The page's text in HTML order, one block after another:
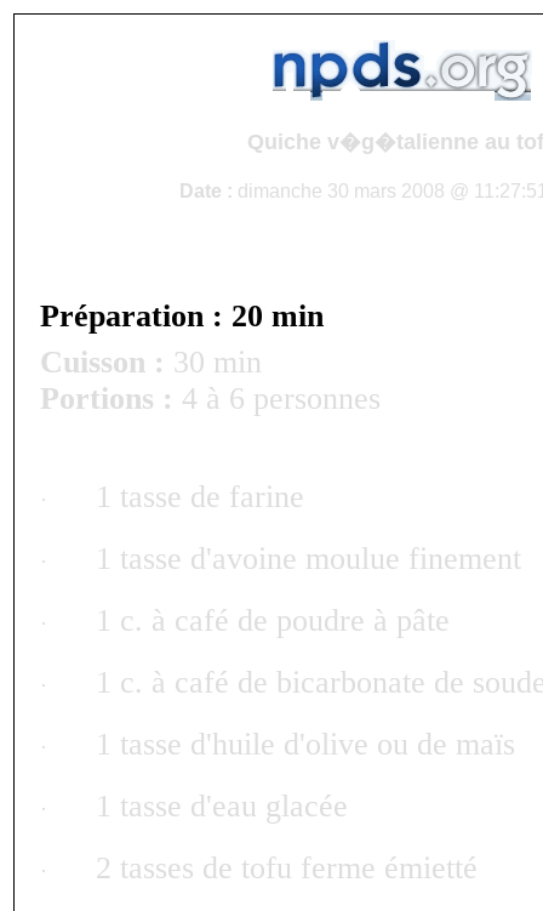
Quiche v�g�talienne au
Date : dimanche 30 mars 2008 @
Préparation : 20 min
Cuisson : 30 min
Portions : 4 à 6 personnes
· 1 tasse de farine
· 1 tasse d'avoine moulue finement
· 1 c. à café de poudre à pâte
· 1 c. à café de bicarbonate de
· 1 tasse d'huile d'olive ou de maïs
· 1 tasse d'eau glacée
· 2 tasses de tofu ferme émietté